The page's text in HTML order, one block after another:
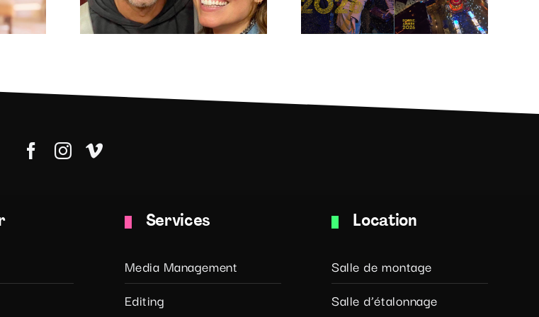
!
Services
Media Management
Editing
Location
Salle de montage
Salle d’étalonnage